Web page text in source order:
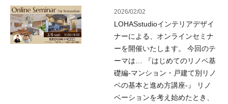
2026/02/02
LOHASstudioインテリアデザイ
ナーによる、オンラインセミナ
ーを開催いたします。 今回のテ
ーマは… 『はじめてのリノベ基
礎編-マンション・戸建て別リノ
ベの基本と進め方講座-』 リノ
ベーションを考え始めたとき、